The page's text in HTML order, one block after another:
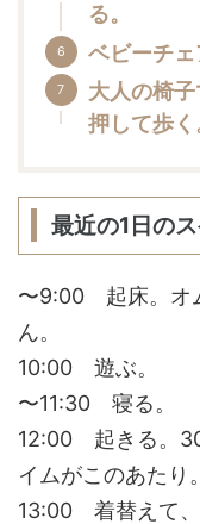
る。
ベビーチェ
大人の椅
押して歩く
最近の1日の
〜9:00 起床。オ
ん。
10:00 遊ぶ。
〜11:30 寝る。
12:00 起きる。
イムがこのあたり。
13:00 着替えて、